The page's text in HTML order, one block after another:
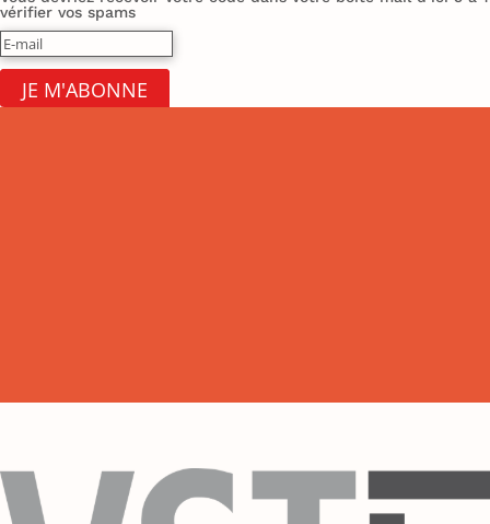
vérifier vos spams
JE M'ABONNE